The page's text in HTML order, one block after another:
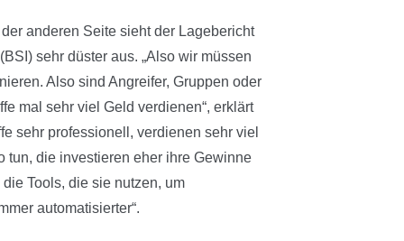
anderen Seite sieht der Lagebericht
sehr düster aus. „Also wir müssen
Also sind Angreifer, Gruppen oder
mal sehr viel Geld verdienen“, erklärt
sehr professionell, verdienen sehr viel
tun, die investieren eher ihre Gewinne
Tools, die sie nutzen, um
automatisierter“.